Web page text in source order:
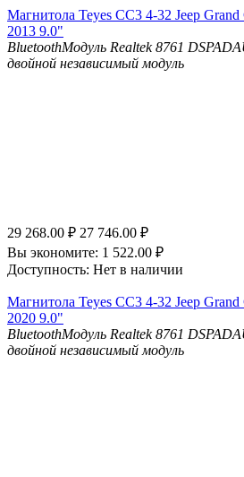
Магнитола Teyes CC3 4-32 Jeep
2013 9.0"
BluetoothМодуль Realtek 8761 DSP
двойной независимый модуль
29 268.00 ₽ 27 746.00 ₽
Вы экономите: 1 522.00 ₽
Доступность: Нет в наличии
Магнитола Teyes CC3 4-32 Jeep
2020 9.0"
BluetoothМодуль Realtek 8761 DSP
двойной независимый модуль